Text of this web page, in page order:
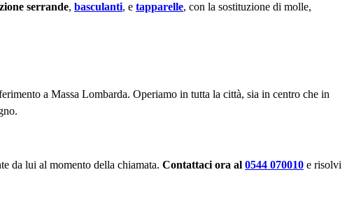
serrande, basculanti, e tapparelle, con la sostituzione di molle,
a Massa Lombarda. Operiamo in tutta la città, sia in centro che in
da lui al momento della chiamata. Contattaci ora al 0544 070010 e risolvi